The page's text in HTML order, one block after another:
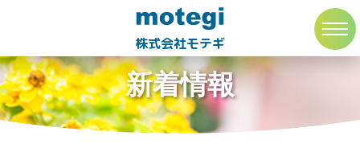
株式会社モテギ
トップページ 新着情報
新着情報